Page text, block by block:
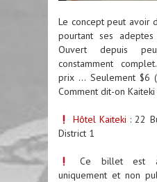
Le concept peut avoir
pourtant ses
Ouvert depuis
constamment
prix … Seulement $6
Comment dit-on Kaiteki
Hôtel Kaiteki : 22
District 1
Ce billet est à
uniquement et non